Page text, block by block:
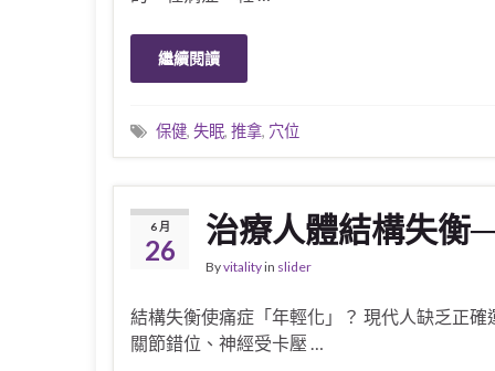
繼續閱讀
保健, 失眠, 推拿, 穴位
6 月
26
治療人體結構失衡
Byvitalityin slider
結構失衡使痛症「年輕化」？ 現代人缺乏正
關節錯位、神經受卡壓 …